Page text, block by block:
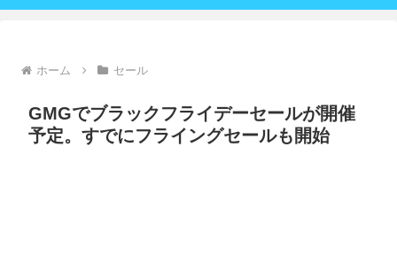
ホーム セール
GMGでブラックフライデーセールが開催
予定。すでにフライングセールも開始